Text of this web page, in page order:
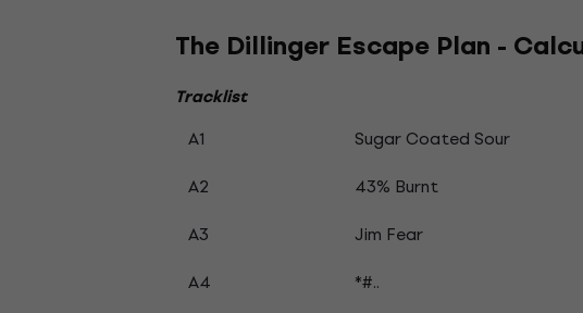
The Dillinger Escape Plan -
Tracklist
A1
Sugar Coated Sour
A2
43% Burnt
A3
Jim Fear
A4
*#..